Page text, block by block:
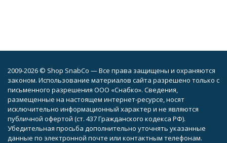
2009-2026 © Shop SnabCo — Все права защищены и охраняются
законом. Использование материалов сайта разрешено только с
письменного разрешения ООО «Снабко». Сведения,
размещенные на настоящем интернет-ресурсе, носят
исключительно информационный характер и не являются
публичной офертой (ст. 437 Гражданского кодекса РФ).
Убедительная просьба дополнительно уточнять указанные
данные по электронной почте или контактным телефонам.